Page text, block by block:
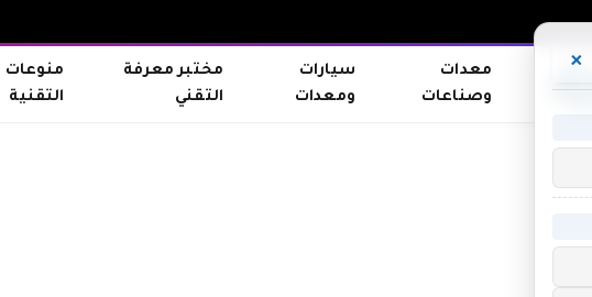
معدات
وصناعات
سيارات
ومعدات
مختبر معرفة
التقني
منوعات
التقنية
×